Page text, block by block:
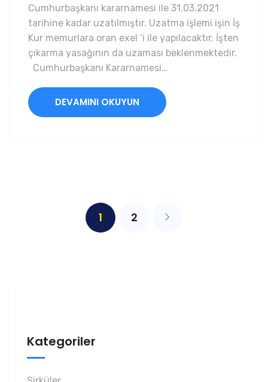
Cumhurbaşkanı kararnamesi ile 31.03.2021
tarihine kadar uzatılmıştır. Uzatma işlemi işin İş
Kur memurlara oran exel ‘i ile yapılacaktır. İşten
çıkarma yasağının da uzaması beklenmektedir.
Cumhurbaşkanı Kararnamesi…
DEVAMINI OKUYUN
1 2
Kategoriler